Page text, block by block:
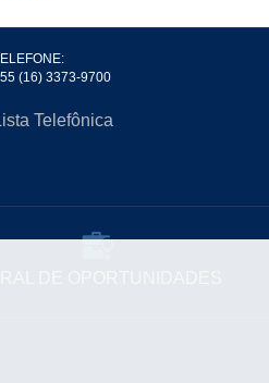
(16) 3373-9700
Telefônica